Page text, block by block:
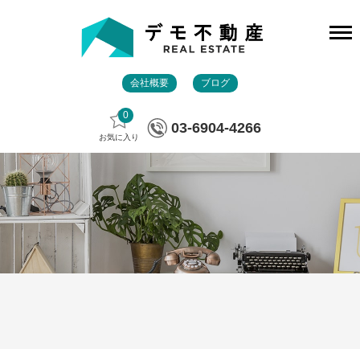
会社概要 ブログ
0
お気に入り
03-6904-4266